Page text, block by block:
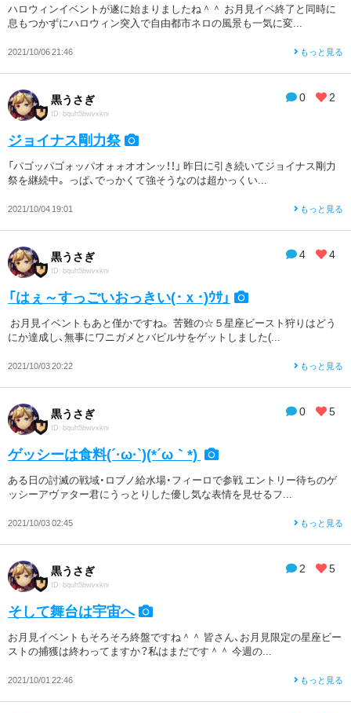
ハロウィンイベントが遂に始まりましたね＾＾ お月見イベ終了と同時に
息もつかずにハロウィン突入で自由都市ネロの風景も一気に変...
2021/10/06 21:46 もっと見る
0 2
黒うさぎ
ID: bquh5bwvxkni
ジョイナス剛力祭
「パゴッパゴォッパオォォオオンッ！！」 昨日に引き続いてジョイナス剛力
祭を継続中。 っぱ、でっかくて強そうなのは超かっくい...
2021/10/04 19:01 もっと見る
4 4
黒うさぎ
ID: bquh5bwvxkni
「はぇ～すっごいおっきい(･ｘ･)ｳｻ」
お月見イベントもあと僅かですね。 苦難の☆５星座ビースト狩りはどう
にか達成し、無事にワニガメとバビルサをゲットしました(...
2021/10/03 20:22 もっと見る
0 5
黒うさぎ
ID: bquh5bwvxkni
ゲッシーは食料(´·ω·`)(*´ω｀*)
ある日の討滅の戦域・ロブノ給水場・フィーロで参戦 エントリー待ちのゲ
ッシーアヴァター君にうっとりした優し気な表情を見せるフ...
2021/10/03 02:45 もっと見る
2 5
黒うさぎ
ID: bquh5bwvxkni
そして舞台は宇宙へ
お月見イベントもそろそろ終盤ですね＾＾ 皆さん、お月見限定の星座ビー
ストの捕獲は終わってますか？私はまだです＾＾ 今週の...
2021/10/01 22:46 もっと見る